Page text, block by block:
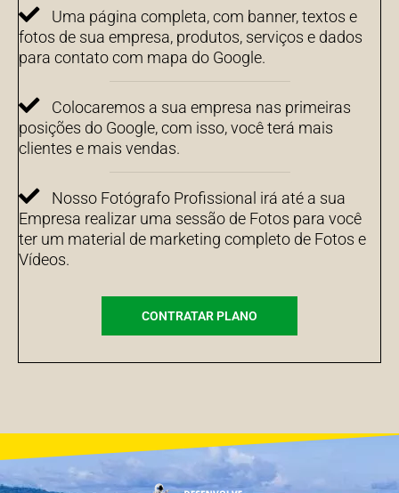
Uma página completa, com banner, textos e
fotos de sua empresa, produtos, serviços e dados
para contato com mapa do Google.
Colocaremos a sua empresa nas primeiras
posições do Google, com isso, você terá mais
clientes e mais vendas.
Nosso Fotógrafo Profissional irá até a sua
Empresa realizar uma sessão de Fotos para você
ter um material de marketing completo de Fotos e
Vídeos.
CONTRATAR PLANO